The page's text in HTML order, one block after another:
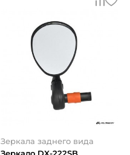
Зеркала заднего вида
Зеркало DX-222SB